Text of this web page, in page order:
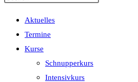
Aktuelles
Termine
Kurse
Schnupperkurs
Intensivkurs